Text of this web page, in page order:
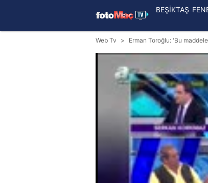
BEŞİKTAŞ
Web Tv Erman Toroğlu: 'Bu